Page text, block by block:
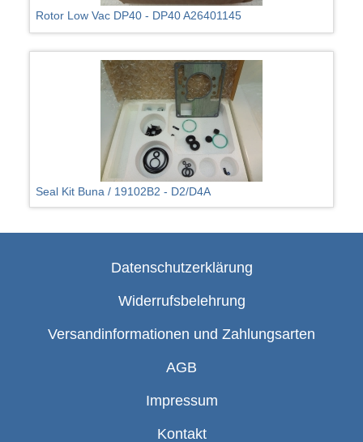
Rotor Low Vac DP40 - DP40 A26401145
Seal Kit Buna / 19102B2 - D2/D4A
Datenschutzerklärung
Widerrufsbelehrung
Versandinformationen und Zahlungsarten
AGB
Impressum
Kontakt